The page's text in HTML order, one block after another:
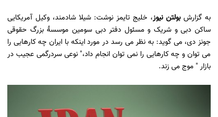
به گزارشبولتن نیوز، خلیج تایمز نوشت: شیلا شادمند، وکیل آمریکایی
ساکن دبی و شریک و مسئول دفتر دبی سومین موسسۀ بزرگ حقوقی
جونز دی، می گوید: به نظر می رسد در مورد اینکه با ایران چه کارهایی را
می توان و چه کارهایی را نمی توان انجام داد،" نوعی سردرگمی عجیب در
بازار " موج می زند.